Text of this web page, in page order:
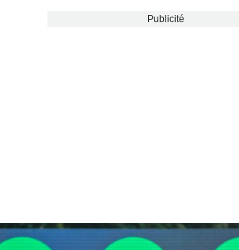
Publicité